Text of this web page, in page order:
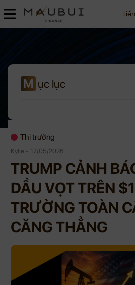
M ục lục
Thị trường
Kylie - 17/05/2026
TRUMP CẢNH
DẦU VỌT TRÊN
TRƯỜNG TOÀN
CĂNG THẲNG